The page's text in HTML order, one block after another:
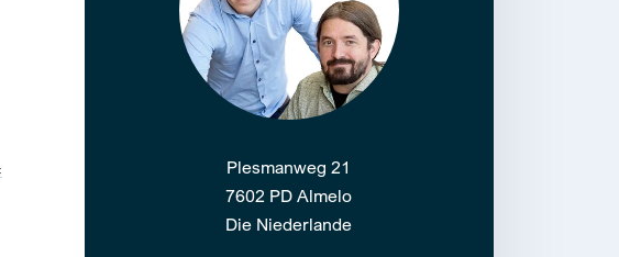
Plesmanweg 21
7602 PD Almelo
Die Niederlande